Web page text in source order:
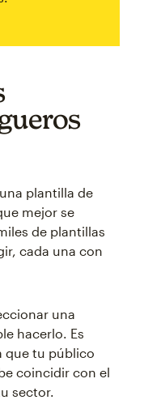
plantilla de
mejor se
de plantillas
cada una con
una
hacerlo. Es
que tu público
coincidir con el
sector.